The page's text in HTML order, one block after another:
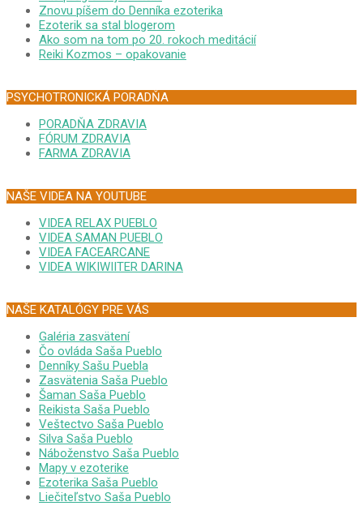
Znovu píšem do Denníka ezoterika
Ezoterik sa stal blogerom
Ako som na tom po 20. rokoch meditácií
Reiki Kozmos – opakovanie
PSYCHOTRONICKÁ PORADŇA
PORADŇA ZDRAVIA
FÓRUM ZDRAVIA
FARMA ZDRAVIA
NAŠE VIDEA NA YOUTUBE
VIDEA RELAX PUEBLO
VIDEA SAMAN PUEBLO
VIDEA FACEARCANE
VIDEA WIKIWIITER DARINA
NAŠE KATALÓGY PRE VÁS
Galéria zasvätení
Čo ovláda Saša Pueblo
Denníky Sašu Puebla
Zasvätenia Saša Pueblo
Šaman Saša Pueblo
Reikista Saša Pueblo
Veštectvo Saša Pueblo
Silva Saša Pueblo
Náboženstvo Saša Pueblo
Mapy v ezoterike
Ezoterika Saša Pueblo
Liečiteľstvo Saša Pueblo